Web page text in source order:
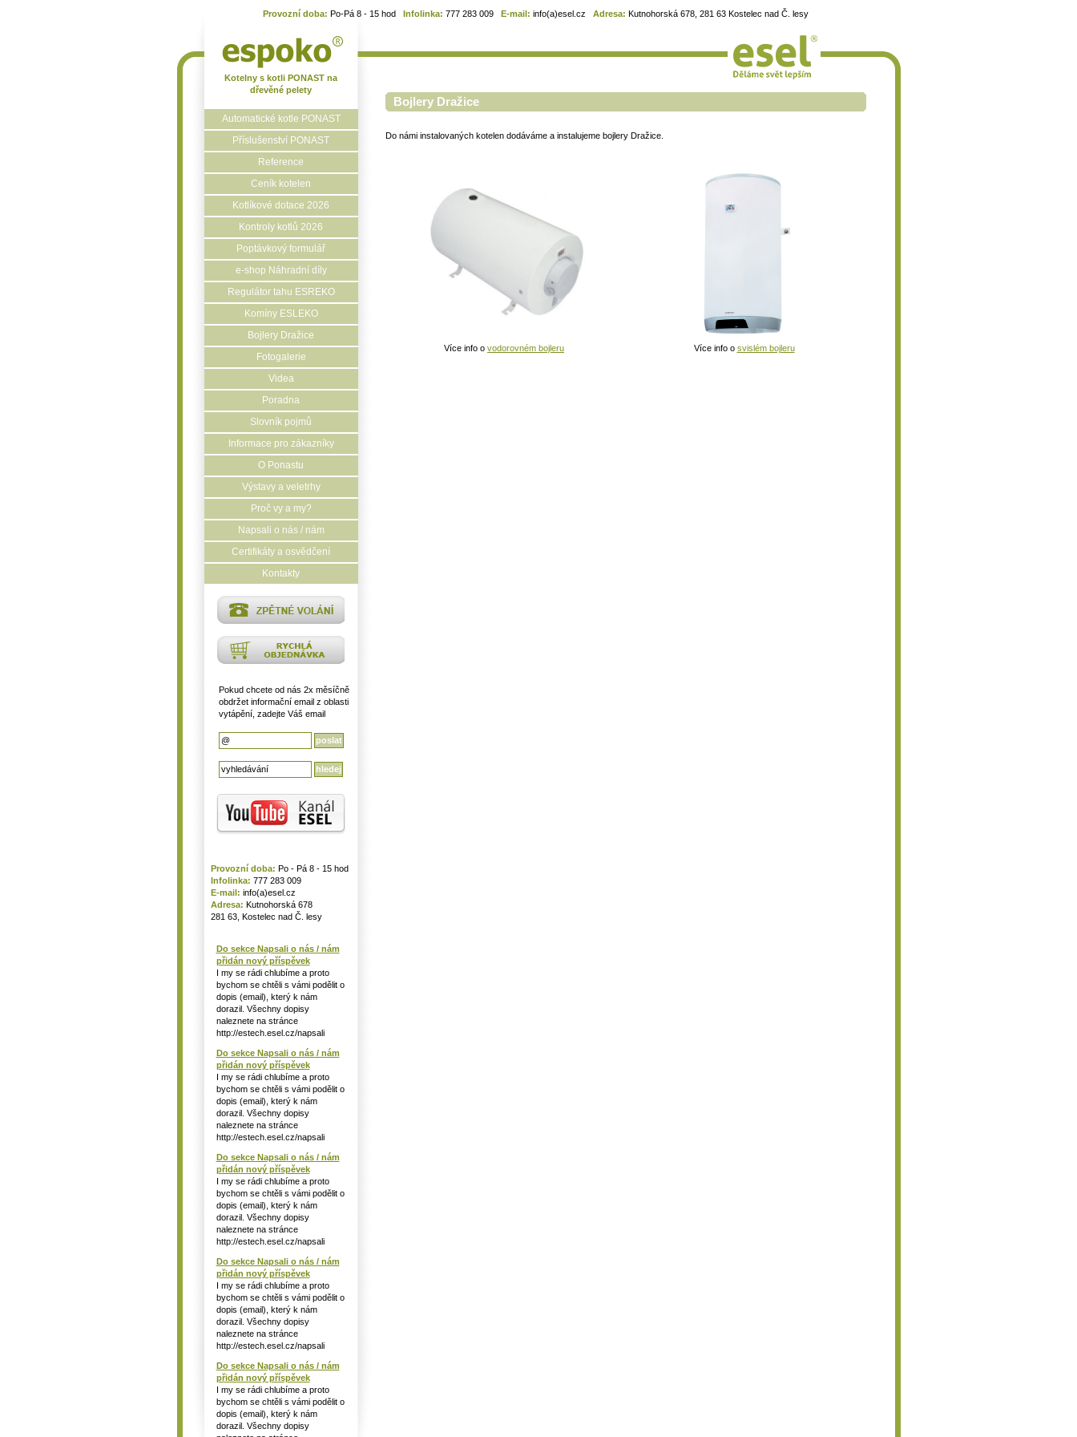
Provozní doba: Po-Pá 8 - 15 hod Infolinka: 777 283 009 E-mail: info(a)esel.cz Adresa: Kutnohorská 678, 281 63 Kostelec nad Č. lesy
Kotelny s kotli PONAST na
dřevěné pelety
Automatické kotle PONAST
Příslušenství PONAST
Reference
Ceník kotelen
Kotlíkové dotace 2026
Kontroly kotlů 2026
Poptávkový formulář
e-shop Náhradní díly
Regulátor tahu ESREKO
Komíny ESLEKO
Bojlery Dražice
Fotogalerie
Videa
Poradna
Slovník pojmů
Informace pro zákazníky
O Ponastu
Výstavy a veletrhy
Proč vy a my?
Napsali o nás / nám
Certifikáty a osvědčení
Kontakty
Pokud chcete od nás 2x měsíčně
obdržet informační email z oblasti
vytápění, zadejte Váš email
Provozní doba: Po - Pá 8 - 15 hod
Infolinka: 777 283 009
E-mail: info(a)esel.cz
Adresa: Kutnohorská 678
281 63, Kostelec nad Č. lesy
Do sekce Napsali o nás / nám
přidán nový příspěvek
I my se rádi chlubíme a proto
bychom se chtěli s vámi podělit o
dopis (email), který k nám
dorazil. Všechny dopisy
naleznete na stránce
http://estech.esel.cz/napsali
Do sekce Napsali o nás / nám
přidán nový příspěvek
I my se rádi chlubíme a proto
bychom se chtěli s vámi podělit o
dopis (email), který k nám
dorazil. Všechny dopisy
naleznete na stránce
http://estech.esel.cz/napsali
Do sekce Napsali o nás / nám
přidán nový příspěvek
I my se rádi chlubíme a proto
bychom se chtěli s vámi podělit o
dopis (email), který k nám
dorazil. Všechny dopisy
naleznete na stránce
http://estech.esel.cz/napsali
Do sekce Napsali o nás / nám
přidán nový příspěvek
I my se rádi chlubíme a proto
bychom se chtěli s vámi podělit o
dopis (email), který k nám
dorazil. Všechny dopisy
naleznete na stránce
http://estech.esel.cz/napsali
Do sekce Napsali o nás / nám
přidán nový příspěvek
I my se rádi chlubíme a proto
bychom se chtěli s vámi podělit o
dopis (email), který k nám
dorazil. Všechny dopisy
Bojlery Dražice
Do námi instalovaných kotelen dodáváme a instalujeme bojlery Dražice.
Více info o vodorovném bojleru Více info o svislém bojleru